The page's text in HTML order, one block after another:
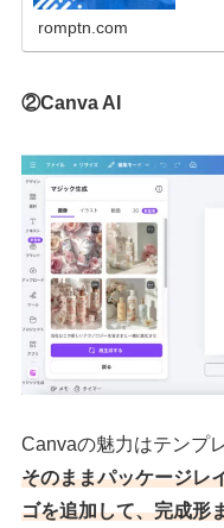
romptn.com
②Canva AI
Canvaの魅力はテンプ
そのままパッケージレ
ゴを追加して、完成形